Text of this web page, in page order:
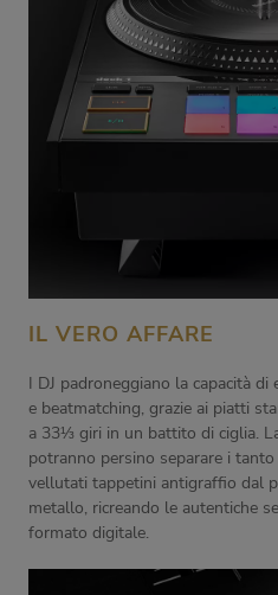
IL VERO AFFARE
I DJ padroneggiano la capacità
e beatmatching, grazie ai piatti
a 33⅓ giri in un battito di ciglia.
potranno persino separare i
vellutati tappetini antigraffio dal
metallo, ricreando le autentiche
formato digitale.